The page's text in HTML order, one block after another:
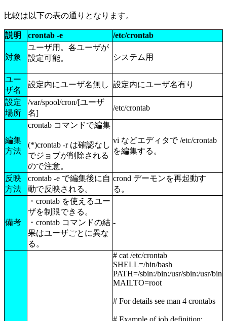
比較は以下の表の通りとなります。
説明 crontab -e /etc/crontab
対象
ユーザ用。各ユーザが
設定可能。
システム用
ユー
ザ名
設定内にユーザ名無し 設定内にユーザ名有り
設定
場所
/var/spool/cron/[ユーザ
名]
/etc/crontab
編集
方法
crontab コマンドで編集
(*)crontab -r は確認なし
でジョブが削除される
ので注意。
vi などエディタで /etc/crontab
を編集する。
反映
方法
crontab -e で編集後に自
動で反映される。
crond デーモンを再起動す
る。
備考
・crontab を使えるユー
ザを制限できる。
・crontab コマンドの結
果はユーザごとに異な
る。
-
# cat /etc/crontab
SHELL=/bin/bash
PATH=/sbin:/bin:/usr/sbin:/usr/bin
MAILTO=root
# For details see man 4 crontabs